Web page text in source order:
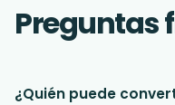
Preguntas
¿Quién puede